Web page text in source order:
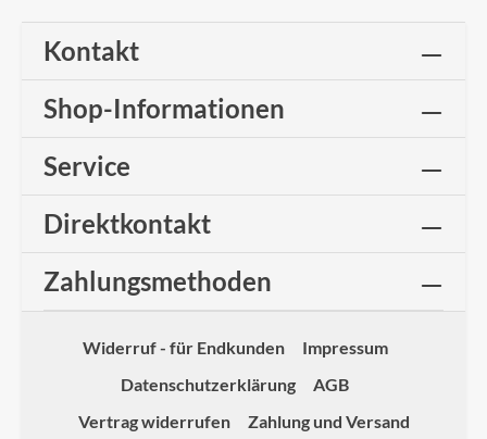
Kontakt
Shop-Informationen
Service
Direktkontakt
Zahlungsmethoden
Widerruf - für Endkunden
Impressum
Datenschutzerklärung
AGB
Vertrag widerrufen
Zahlung und Versand